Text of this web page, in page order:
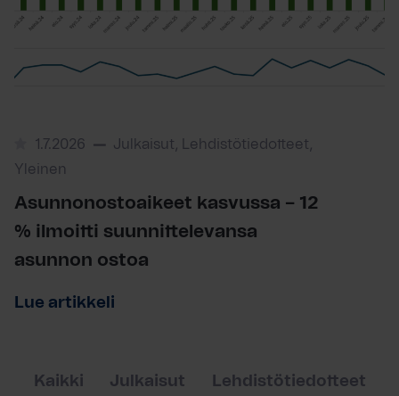
1.7.2026
Julkaisut, Lehdistötiedotteet,
Yleinen
Asunnonostoaikeet kasvussa – 12
% ilmoitti suunnittelevansa
asunnon ostoa
Lue artikkeli
Kaikki Julkaisut Lehdistötiedotteet